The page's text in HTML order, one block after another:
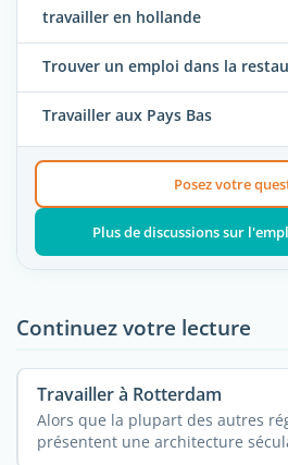
travailler en hollande
Trouver un emploi dans la
Travailler aux Pays Bas
Posez votre
Plus de discussions sur
Continuez votre lecture
Travailler à Rotterdam
Alors que la plupart des autres
présentent une architecture